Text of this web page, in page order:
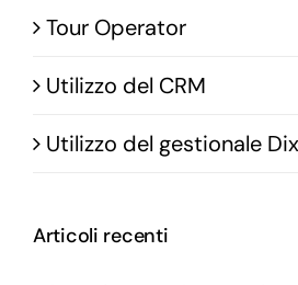
Tour Operator
Utilizzo del CRM
Utilizzo del gestionale
Articoli recenti